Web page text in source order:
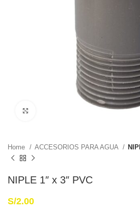
Haga Click para agrandar
Home ACCESORIOS PARA AGUA
NIPLE 1″ x 3″ PVC
S/2.00